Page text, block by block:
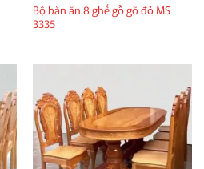
Bộ bàn ăn 8 ghế gỗ gõ đỏ MS
3335